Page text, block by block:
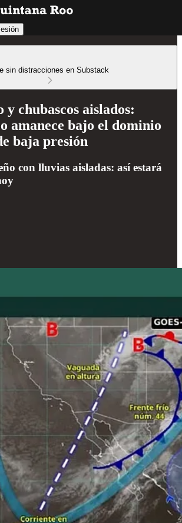
sin distracciones en Substack
y chubascos aislados:
amanece bajo el dominio
baja presión
con lluvias aisladas: así estará